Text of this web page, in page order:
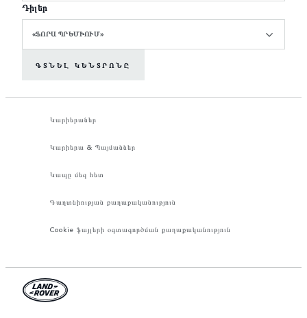
Դիլեր
«ՖՈՐԱ ՊՐԵՄԻՈՒՄ»
ԳՏՆԵԼ ԿԵՆՏՐՈՆԸ
Կարիերաներ
Կարիերա & Պայմաններ
Կապը մեզ հետ
Գաղտնիության քաղաքականություն
Cookie ֆայլերի օգտագործման քաղաքականություն